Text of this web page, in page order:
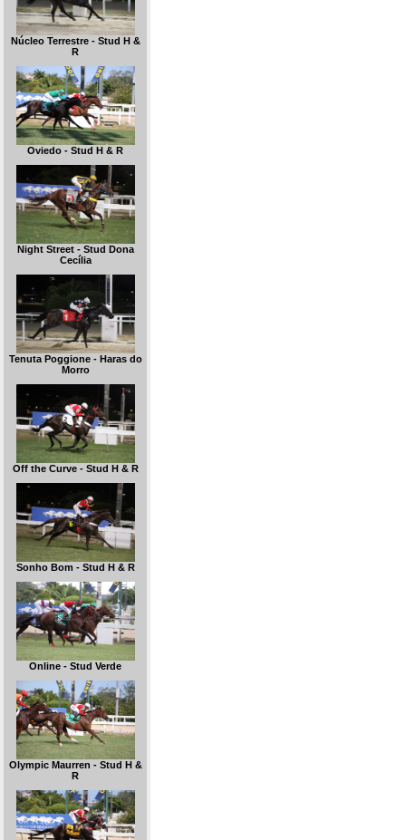
Núcleo Terrestre - Stud H &
R
Oviedo - Stud H & R
Night Street - Stud Dona
Cecília
Tenuta Poggione - Haras do
Morro
Off the Curve - Stud H & R
Sonho Bom - Stud H & R
Online - Stud Verde
Olympic Maurren - Stud H &
R